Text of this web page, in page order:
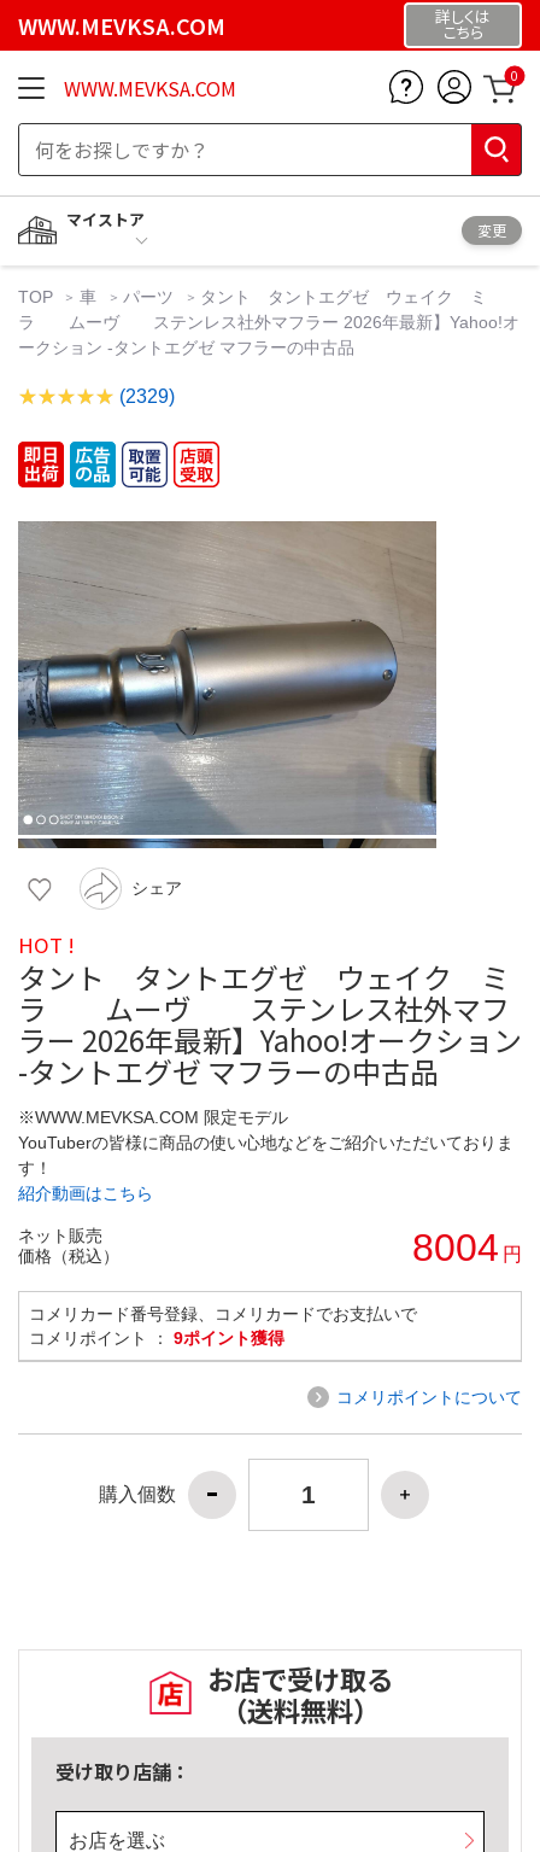
WWW.MEVKSA.COM 詳しくは
こちら
WWW.MEVKSA.COM 0
マイストア
変更
TOP 車 パーツ
タント タントエグゼ ウェイク ミ
ラ ムーヴ ステンレス社外マフラー 2026年最新】Yahoo!オ
ークション -タントエグゼ マフラーの中古品
(2329)
シェア
HOT !
タント タントエグゼ ウェイク ミ
ラ ムーヴ ステンレス社外マフ
ラー 2026年最新】Yahoo!オークション
-タントエグゼ マフラーの中古品
※WWW.MEVKSA.COM 限定モデル
YouTuberの皆様に商品の使い心地などをご紹介いただいておりま
す！
紹介動画はこちら
ネット販売
価格（税込）
8004 円
コメリカード番号登録、コメリカードでお支払いで
コメリポイント ： 9ポイント獲得
コメリポイントについて
購入個数
お店で受け取る
（送料無料）
受け取り店舗：
お店を選ぶ